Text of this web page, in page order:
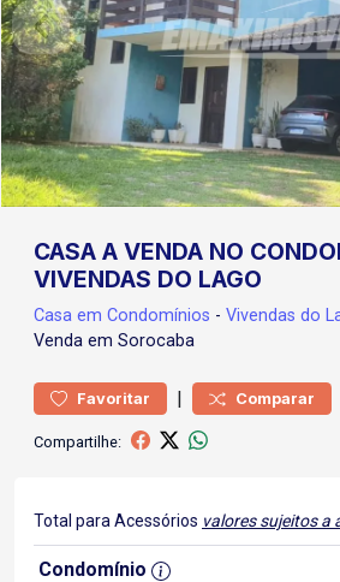
CASA A VENDA NO
VIVENDAS DO LAGO
Casa em Condomínios - Vivendas do
Venda em Sorocaba
Favoritar | Comparar
Compartilhe:
Total para Acessórios valores sujeitos a
Condomínio